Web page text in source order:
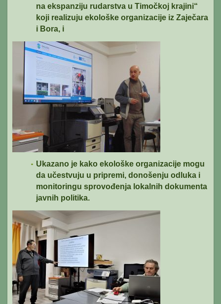
na ekspanziju rudarstva u Timočkoj krajini“
koji realizuju ekološke organizacije iz Zaječara
i Bora, i
Ukazano je kako ekološke organizacije mogu
da učestvuju u pripremi, donošenju odluka i
monitoringu sprovođenja lokalnih dokumenta
javnih politika.